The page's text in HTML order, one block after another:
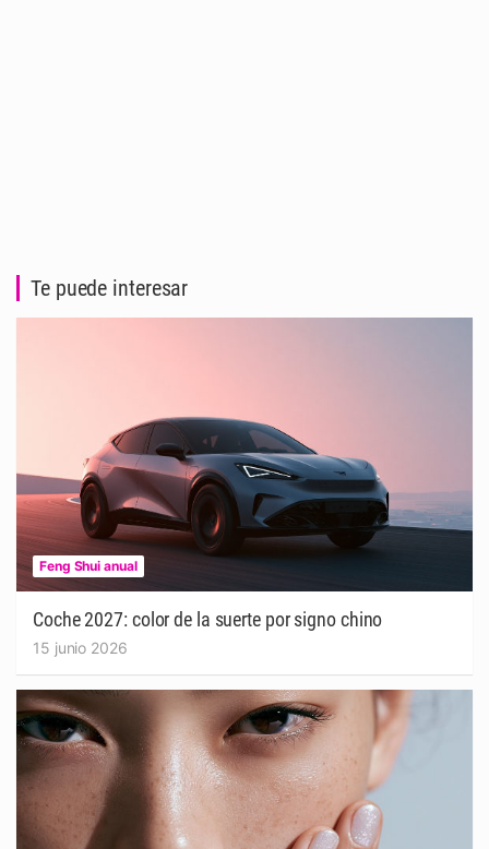
Te puede interesar
Feng Shui anual
Coche 2027: color de la suerte por signo chino
15 junio 2026